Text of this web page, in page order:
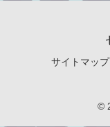
サイトマップ
©